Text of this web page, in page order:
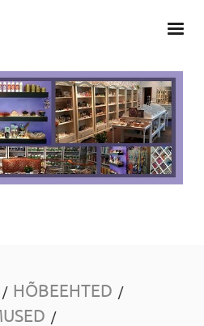
/ HÕBEEHTED /
/